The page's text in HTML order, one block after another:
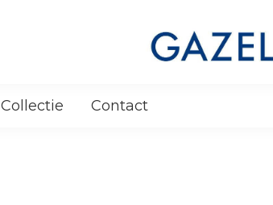
Collectie Contact